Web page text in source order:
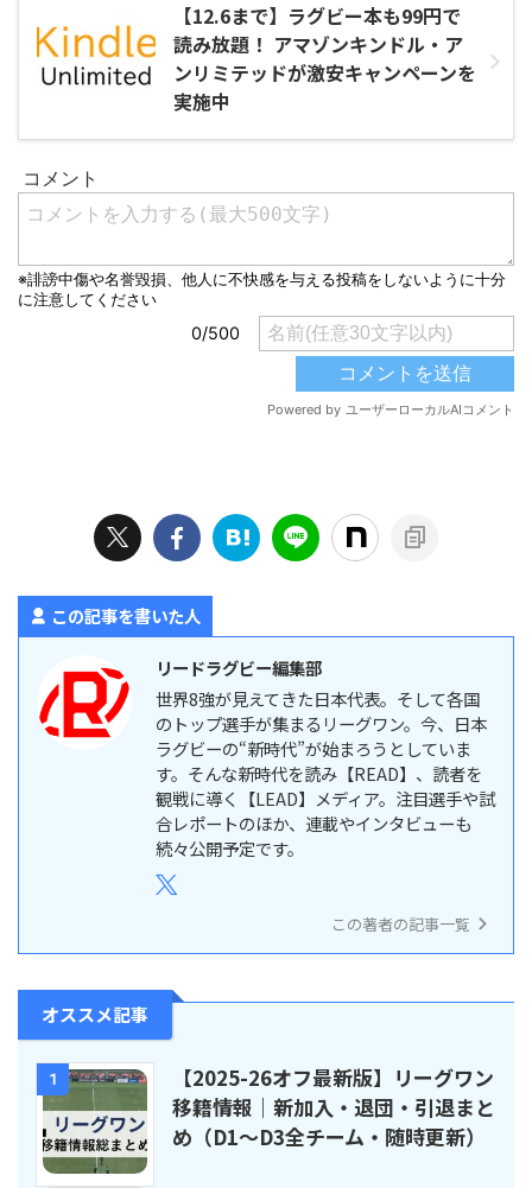
【12.6まで】ラグビー本も99円で
読み放題！ アマゾンキンドル・ア
ンリミテッドが激安キャンペーンを
実施中
この記事を書いた人
リードラグビー編集部
世界8強が見えてきた日本代表。そして各国
のトップ選手が集まるリーグワン。今、日本
ラグビーの“新時代”が始まろうとしていま
す。そんな新時代を読み【READ】、読者を
観戦に導く【LEAD】メディア。注目選手や試
合レポートのほか、連載やインタビューも
続々公開予定です。
この著者の記事一覧
オススメ記事
1
【2025-26オフ最新版】リーグワン
移籍情報｜新加入・退団・引退まと
め（D1〜D3全チーム・随時更新）